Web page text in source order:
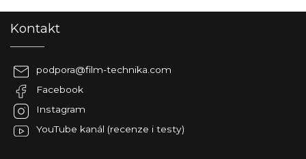
Kontakt
podpora@film-technika.com
Facebook
Instagram
YouTube kanál (recenze i testy)